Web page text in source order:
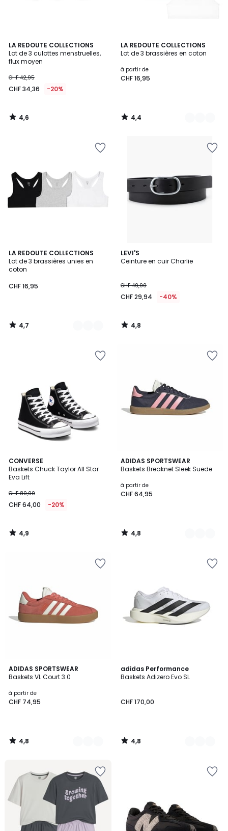
LA REDOUTE COLLECTIONS
Lot de 3 culottes menstruelles,
flux moyen
CHF 42,95
CHF 34,36 -20%
4,6
/ 5
4,6
/
LA REDOUTE COLLECTIONS
Lot de 3 brassières en coton
à partir de
CHF 16,95
4,4
/ 5
2
Couleurs
4,4
/
LA REDOUTE COLLECTIONS
Lot de 3 brassières unies en
coton
CHF 16,95
4,7
/ 5
2
Couleurs
4,7
/
LEVI'S
Ceinture en cuir Charlie
CHF 49,90
CHF 29,94 -40%
4,8
/ 5
4,8
/
CONVERSE
Baskets Chuck Taylor All Star
Eva Lift
CHF 80,00
CHF 64,00 -20%
4,9
/ 5
4,9
/
ADIDAS SPORTSWEAR
Baskets Breaknet Sleek Suede
à partir de
CHF 64,95
4,8
/ 5
6
Couleurs
4,8
/
ADIDAS SPORTSWEAR
Baskets VL Court 3.0
à partir de
CHF 74,95
4,8
/ 5
5
Couleurs
4,8
/
adidas Performance
Baskets Adizero Evo SL
CHF 170,00
4,8
/ 5
2
Couleurs
4,8
/